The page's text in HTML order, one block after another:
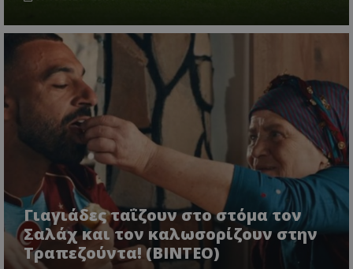
Γιαγιάδες ταΐζουν στο στόμα τον
Σαλάχ και τον καλωσορίζουν στην
Τραπεζούντα! (ΒΙΝΤΕΟ)